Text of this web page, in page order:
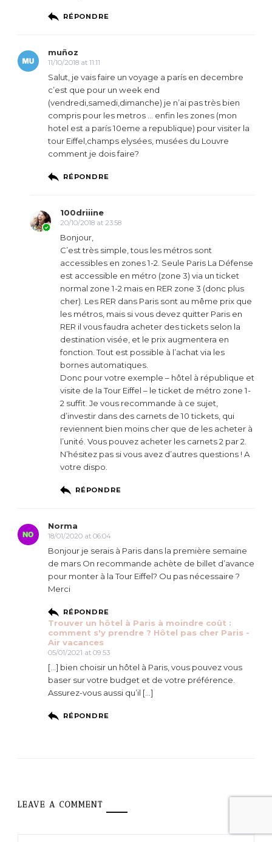
RÉPONDRE
muñoz
11/10/2018 at 11:11
Salut, je vais faire un voyage a parís en decembre
c’est que pour un week end
(vendredi,samedi,dimanche) je n’ai pas très bien
compris pour les metros … enfin les zones (mon
hotel est a parís 10eme a republique) pour visiter la
tour Eiffel,champs elysées, musées du Louvre
comment je dois faire?
RÉPONDRE
100driiine
20/10/2018 at 23:58
Bonjour,
C’est très simple, tous les métros sont
accessibles en zones 1-2. Seule Paris La Défense
est accessible en métro (zone 3) via un ticket
normal zone 1-2 mais en RER zone 3 (donc plus
cher). Les RER dans Paris sont au même prix que
les métros, mais si vous devez quitter Paris en
RER il vous faudra acheter des tickets selon la
destination visée, et le prix augmentera en
fonction. Tout est possible à l’achat via les
bornes automatiques.
Donc pour votre exemple – hôtel à république et
visite de la Tour Eiffel – le ticket de métro zone 1-
2 suffit. Je vous recommande à ce sujet,
d’investir dans des carnets de 10 tickets, qui
reviennent bien moins cher que de les acheter à
l’unité. Vous pouvez acheter les carnets 2 par 2.
N’hésitez pas si vous avez d’autres questions ! A
votre dispo.
RÉPONDRE
Norma
18/01/2020 at 06:04
Bonjour je serais à Paris dans la première semaine
de mars On recommande achète de billet d’avance
pour monter à la Tour Eiffel? Ou pas nécessaire ?
Merci
RÉPONDRE
Trouver un hôtel à Paris à moindre coût :
comment s'y prendre ? Hôtel pas cher Paris -
Air vacances
05/01/2021 at 09:53
[…] bien choisir un hôtel à Paris, vous pouvez vous
baser sur votre budget et de votre préférence.
Assurez-vous aussi qu’il […]
RÉPONDRE
LEAVE A COMMENT